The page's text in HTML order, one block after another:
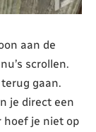
aan de
scrollen.
gaan.
je direct een
hoef je niet op